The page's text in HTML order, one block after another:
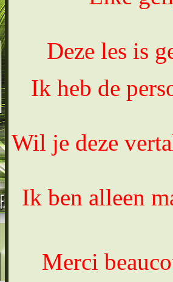
Deze les is
Ik heb de
Wil je deze
Ik ben alleen
Merci